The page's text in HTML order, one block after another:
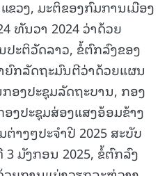
ວງ, ມະຕິຂອງກົມການເມືອງ
ທັນວາ 2024 ວ່າດ້ວຍ
ປະຕິວັດລາວ, ຂໍ້ຕົກລົງຂອງ
ກລັດຖະມົນຕີວ່າດ້ວຍແຜນ
ອງປະຊຸມລັດຖະບານ, ກອງ
ງປະຊຸມສ່ອງແສງອ້ອມຂ້າງ
າງໆປະຈຳປີ 2025 ສະບັບ
ມັງກອນ 2025, ຂໍ້ຕົກລົງ